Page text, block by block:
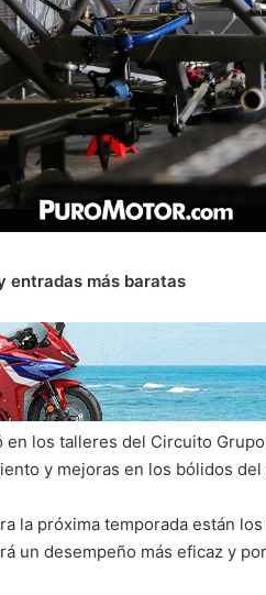
entradas más baratas
en los talleres del Circuito
y mejoras en los bólidos del
la próxima temporada están los
un desempeño más eficaz y